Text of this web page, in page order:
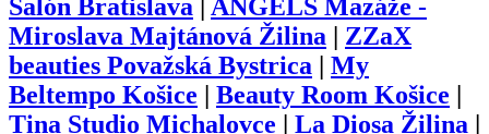
Salón Bratislava
ANGELS Mazáže -
Miroslava Majtánová Žilina
ZZaX
beauties Považská Bystrica
My
Beltempo Košice
Beauty Room Košice
Tina Studio Michalovce
La Diosa Žilina